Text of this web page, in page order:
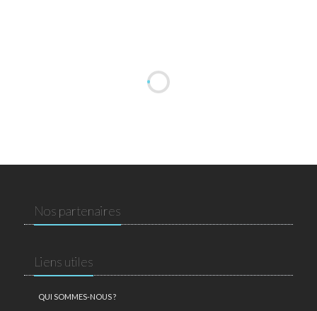
Nos partenaires
Liens utiles
QUI SOMMES-NOUS ?